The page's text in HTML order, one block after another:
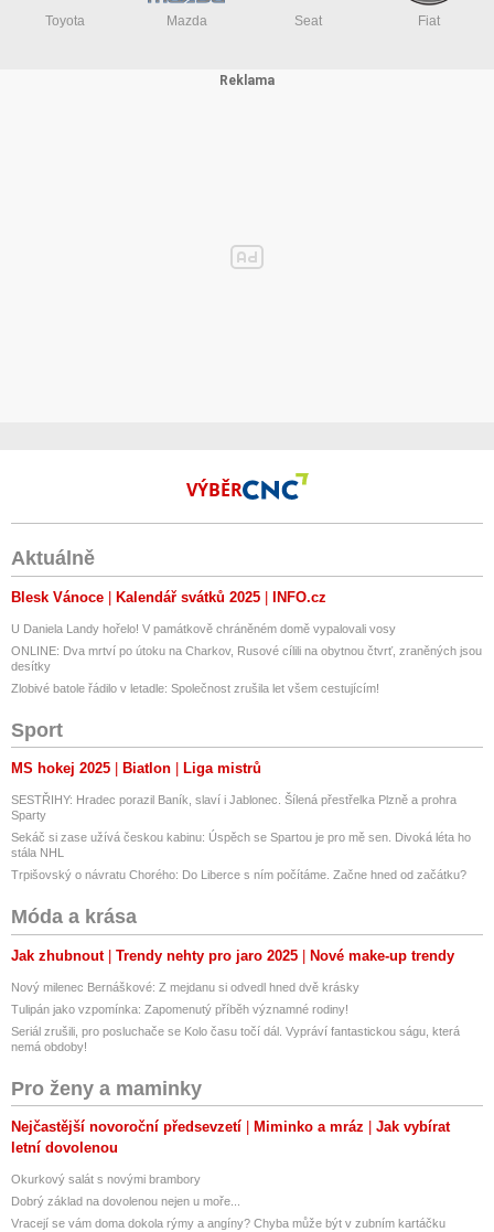
Rozměry předního úložného prostoru: cca 28 x 30 x 24 cm
CROSS SOLA PROFI je tak skvělým spojením moderní technologie,
kompromisů.
Pro více informací nás neváhejte kontaktovat na telefonním čísle 608
834 435.
Toyota Mazda Seat Fiat
VÝBĚR
Aktuálně
Blesk Vánoce Kalendář svátků 2025 INFO.cz
U Daniela Landy hořelo! V památkově chráněném domě vypalovali vosy
ONLINE: Dva mrtví po útoku na Charkov, Rusové cílili na obytnou čtvrť, zraněných jsou
desítky
Zlobivé batole řádilo v letadle: Společnost zrušila let všem cestujícím!
Sport
MS hokej 2025 Biatlon Liga mistrů
SESTŘIHY: Hradec porazil Baník, slaví i Jablonec. Šílená přestřelka Plzně a prohra
Sparty
Sekáč si zase užívá českou kabinu: Úspěch se Spartou je pro mě sen. Divoká léta ho
stála NHL
Trpišovský o návratu Chorého: Do Liberce s ním počítáme. Začne hned od začátku?
Móda a krása
Jak zhubnout Trendy nehty pro jaro 2025 Nové make-up trendy
Nový milenec Bernáškové: Z mejdanu si odvedl hned dvě krásky
Tulipán jako vzpomínka: Zapomenutý příběh významné rodiny!
Seriál zrušili, pro posluchače se Kolo času točí dál. Vypráví fantastickou ságu, která
nemá obdoby!
Pro ženy a maminky
Nejčastější novoroční předsevzetí Miminko a mráz
Jak vybírat
letní dovolenou
Okurkový salát s novými brambory
Dobrý základ na dovolenou nejen u moře...
Vracejí se vám doma dokola rýmy a angíny? Chyba může být v zubním kartáčku